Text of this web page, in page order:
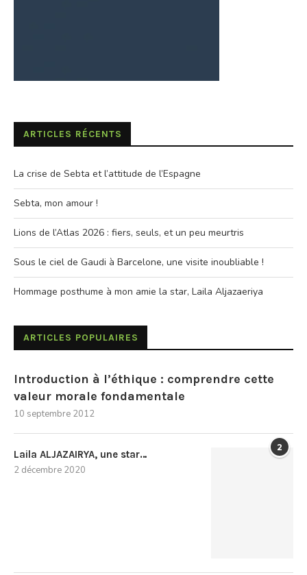
ARTICLES RÉCENTS
La crise de Sebta et l’attitude de l’Espagne
Sebta, mon amour !
Lions de l’Atlas 2026 : fiers, seuls, et un peu meurtris
Sous le ciel de Gaudi à Barcelone, une visite inoubliable !
Hommage posthume à mon amie la star, Laila Aljazaeriya
ARTICLES POPULAIRES
Introduction à l’éthique : comprendre cette
valeur morale fondamentale
10 septembre 2012
2
Laila ALJAZAIRYA, une star…
2 décembre 2020